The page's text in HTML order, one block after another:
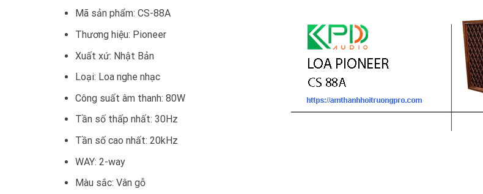
Mã sản phẩm: CS-88A
Thương hiệu: Pioneer
Xuất xứ: Nhật Bản
Loại: Loa nghe nhạc
Công suất âm thanh: 80W
Tần số thấp nhất: 30Hz
Tần số cao nhất: 20kHz
WAY: 2-way
Màu sắc: Vân gỗ